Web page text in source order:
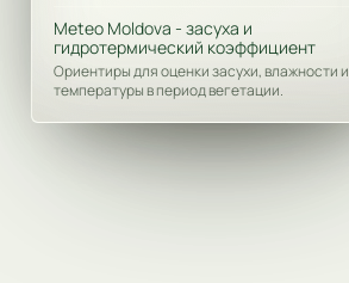
Meteo Moldova - засуха и
гидротермический коэффициент
Ориентиры для оценки засухи, влажности и
температуры в период вегетации.